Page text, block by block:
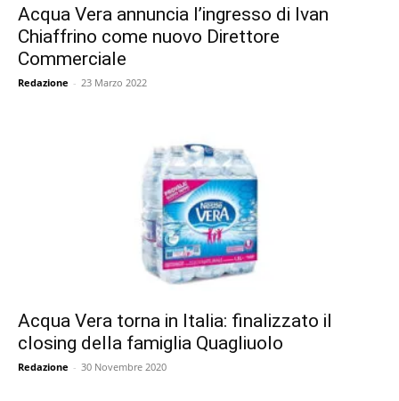
Acqua Vera annuncia l’ingresso di Ivan
Chiaffrino come nuovo Direttore
Commerciale
Redazione - 23 Marzo 2022
Acqua Vera torna in Italia: finalizzato il
closing della famiglia Quagliuolo
Redazione - 30 Novembre 2020